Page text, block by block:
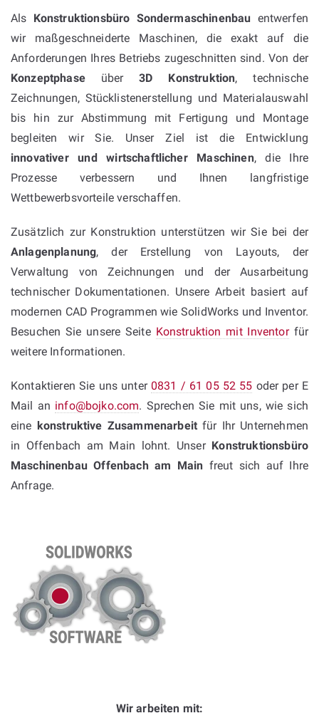
Als Konstruktionsbüro Sondermaschinenbau entwerfen
wir maßgeschneiderte Maschinen, die exakt auf die
Anforderungen Ihres Betriebs zugeschnitten sind. Von der
Konzeptphaseüber3D Konstruktion, technische
Zeichnungen, Stücklistenerstellung und Materialauswahl
bis hin zur Abstimmung mit Fertigung und Montage
begleiten wir Sie. Unser Ziel ist die Entwicklung
innovativer und wirtschaftlicher Maschinen, die Ihre
Prozesse verbessern und Ihnen langfristige
Wettbewerbsvorteile verschaffen.
Zusätzlich zur Konstruktion unterstützen wir Sie bei der
Anlagenplanung, der Erstellung von Layouts, der
Verwaltung von Zeichnungen und der Ausarbeitung
technischer Dokumentationen. Unsere Arbeit basiert auf
modernen CAD Programmen wie SolidWorks und Inventor.
Besuchen Sie unsere Seite Konstruktion mit Inventorfür
weitere Informationen.
Kontaktieren Sie uns unter 0831 / 61 05 52 55 oder per E
Mail an info@bojko.com. Sprechen Sie mit uns, wie sich
eine konstruktive Zusammenarbeit für Ihr Unternehmen
in Offenbach am Main lohnt. Unser Konstruktionsbüro
Maschinenbau Offenbach am Main freut sich auf Ihre
Anfrage.
Wir arbeiten mit: